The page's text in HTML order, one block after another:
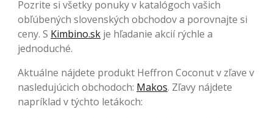
Pozrite si všetky ponuky v katalógoch vašich
obľúbených slovenských obchodov a porovnajte si
ceny. S Kimbino.sk je hľadanie akcií rýchle a
jednoduché.
Aktuálne nájdete produkt Heffron Coconut v zľave v
nasledujúcich obchodoch: Makos. Zľavy nájdete
napríklad v týchto letákoch: